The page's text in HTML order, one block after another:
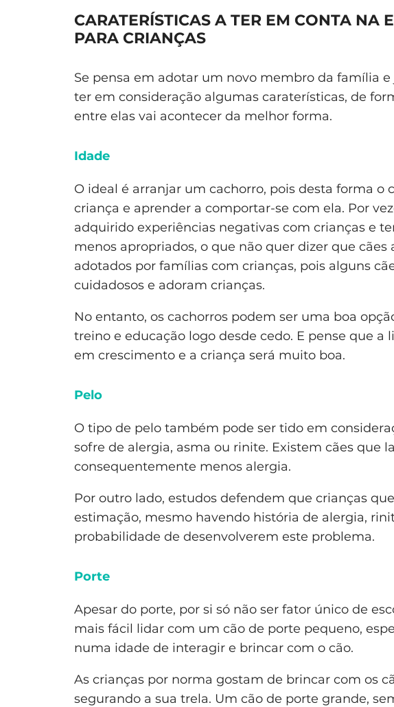
CARATERÍSTICAS A TER EM CONTA NA
PARA CRIANÇAS
Se pensa em adotar um novo membro da família
ter em consideração algumas caraterísticas, de
entre elas vai acontecer da melhor forma.
Idade
O ideal é arranjar um cachorro, pois desta forma o
criança e aprender a comportar-se com ela. Por
adquirido experiências negativas com crianças e
menos apropriados, o que não quer dizer que cães
adotados por famílias com crianças, pois alguns
cuidadosos e adoram crianças.
No entanto, os cachorros podem ser uma boa
treino e educação logo desde cedo. E pense que a
em crescimento e a criança será muito boa.
Pelo
O tipo de pelo também pode ser tido em
sofre de alergia, asma ou rinite. Existem cães que
consequentemente menos alergia.
Por outro lado, estudos defendem que crianças
estimação, mesmo havendo história de alergia,
probabilidade de desenvolverem este problema.
Porte
Apesar do porte, por si só não ser fator único de
mais fácil lidar com um cão de porte pequeno,
numa idade de interagir e brincar com o cão.
As crianças por norma gostam de brincar com os
segurando a sua trela. Um cão de porte grande,